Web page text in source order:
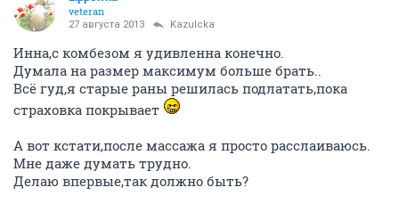
veteran
27 августа 2013 Kazulcka
Инна,с комбезом я удивленна конечно.
Думала на размер максимум больше брать..
Всё гуд,я старые раны решилась подлатать,пока
страховка покрывает
А вот кстати,после массажа я просто расслаиваюсь.
Мне даже думать трудно.
Делаю впервые,так должно быть?